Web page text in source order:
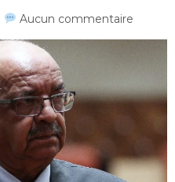
Aucun commentaire